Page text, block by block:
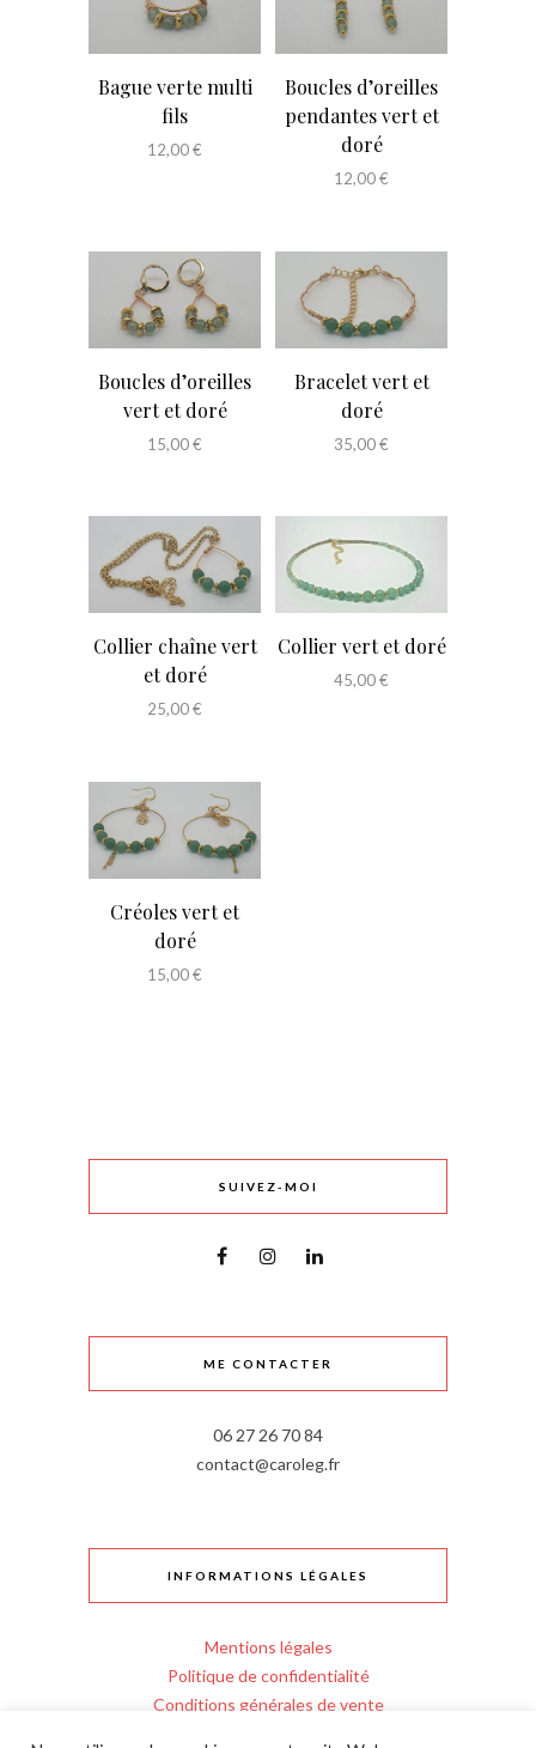
Bague verte multi
fils
12,00€
Boucles d’oreilles
pendantes vert et
doré
12,00€
Boucles d’oreilles
vert et doré
15,00€
Bracelet vert et
doré
35,00€
Collier chaîne vert
et doré
25,00€
Collier vert et doré
45,00€
Créoles vert et
doré
15,00€
SUIVEZ-MOI
ME CONTACTER
06 27 26 70 84
contact@caroleg.fr
INFORMATIONS LÉGALES
Mentions légales
Politique de confidentialité
Conditions générales de vente